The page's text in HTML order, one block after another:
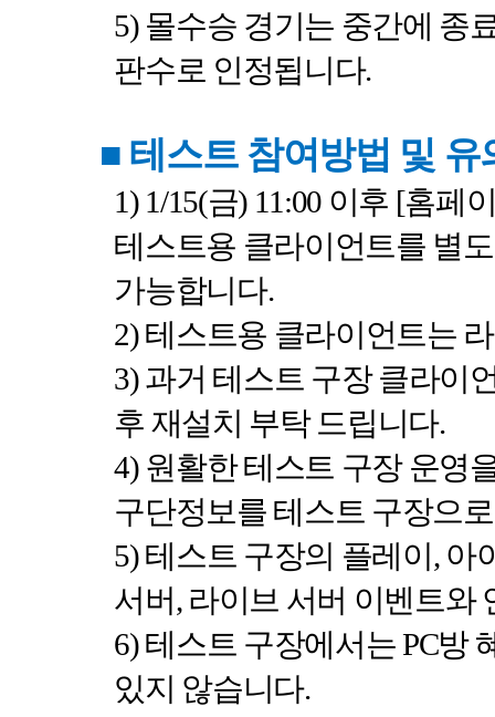
5) 몰수승 경기는 중간에 종
판수로 인정됩니다.
■ 테스트 참여방법 및 유
1) 1/15(금) 11:00 이후 [홈페
테스트용 클라이언트를 별
가능합니다.
2)테스트용 클라이언트는
3)과거 테스트 구장 클라이
후 재설치 부탁 드립니다.
4) 원활한 테스트 구장 운영
구단정보를 테스트 구장으
5)테스트 구장의 플레이, 아
서버, 라이브 서버 이벤트와
6)테스트 구장에서는PC방
있지 않습니다.